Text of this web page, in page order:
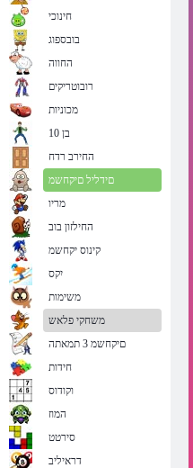
חינוכי
בובספוג
החווה
רובוטריקים
מכוניות
בן 10
החירב רדח
םידליל םיקחשמ
מריו
החילזון בוב
קינוס יקחשמ
יִקס
משימות
משחקי פלאש
םיקחשמ 3 תמאתה
חידות
וקודוס
המוז
סירטט
דראיליב